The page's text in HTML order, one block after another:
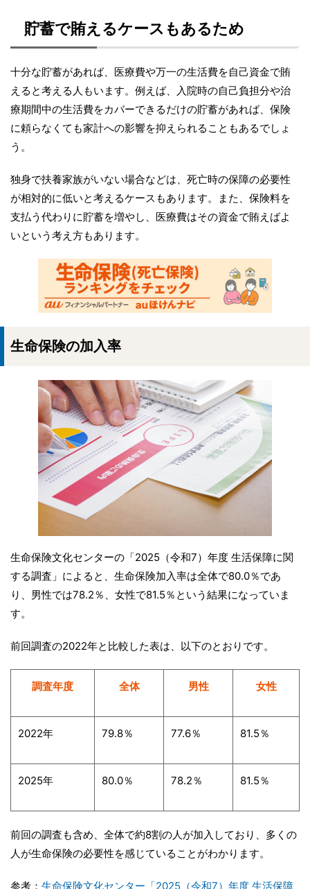
貯蓄で賄えるケースもあるため
十分な貯蓄があれば、医療費や万一の生活費を自己資金で賄
えると考える人もいます。例えば、入院時の自己負担分や治
療期間中の生活費をカバーできるだけの貯蓄があれば、保険
に頼らなくても家計への影響を抑えられることもあるでしょ
う。
独身で扶養家族がいない場合などは、死亡時の保障の必要性
が相対的に低いと考えるケースもあります。また、保険料を
支払う代わりに貯蓄を増やし、医療費はその資金で賄えばよ
いという考え方もあります。
生命保険の加入率
生命保険文化センターの「2025（令和7）年度 生活保障に関
する調査」によると、生命保険加入率は全体で80.0％であ
り、男性では78.2％、女性で81.5％という結果になっていま
す。
前回調査の2022年と比較した表は、以下のとおりです。
調査年度 全体 男性 女性
2022年 79.8％ 77.6％ 81.5％
2025年 80.0％ 78.2％ 81.5％
前回の調査も含め、全体で約8割の人が加入しており、多くの
人が生命保険の必要性を感じていることがわかります。
参考： 生命保険文化センター「2025（令和7）年度 生活保障